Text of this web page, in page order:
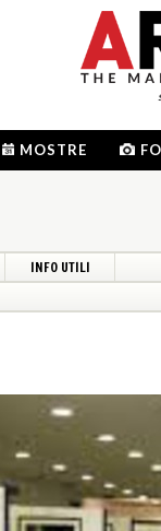
MOSTRE
INFO UTILI